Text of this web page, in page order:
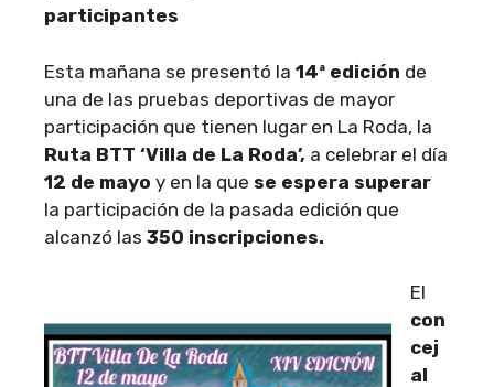
participantes
Esta mañana se presentó la 14ª edición de
una de las pruebas deportivas de mayor
participación que tienen lugar en La Roda, la
Ruta BTT ‘Villa de La Roda’, a celebrar el día
12 de mayo y en la que se espera superar
la participación de la pasada edición que
alcanzó las 350 inscripciones.
El
con
cej
al